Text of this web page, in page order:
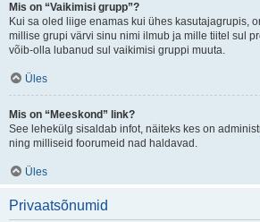
Mis on “Vaikimisi grupp”?
Kui sa oled liige enamas kui ühes kasutajagrupis,
millise grupi värvi sinu nimi ilmub ja mille tiitel sul
võib-olla lubanud sul vaikimisi gruppi muuta.
Üles
Mis on “Meeskond” link?
See lehekülg sisaldab infot, näiteks kes on
ning milliseid foorumeid nad haldavad.
Üles
Privaatsõnumid